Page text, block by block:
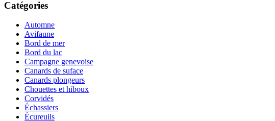
Catégories
Automne
Avifaune
Bord de mer
Bord du lac
Campagne genevoise
Canards de suface
Canards plongeurs
Chouettes et hiboux
Corvidés
Échassiers
Écureuils